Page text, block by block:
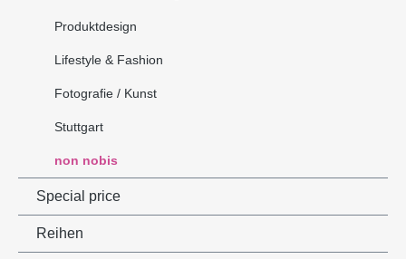
Produktdesign
Lifestyle & Fashion
Fotografie / Kunst
Stuttgart
non nobis
Special price
Reihen